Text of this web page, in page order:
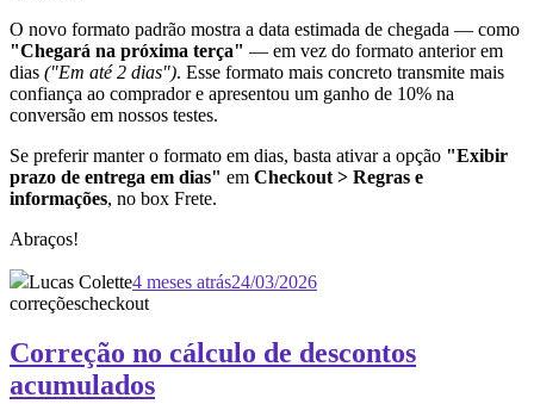
O novo formato padrão mostra a data estimada de chegada — como
"Chegará na próxima terça" — em vez do formato anterior em
dias ("Em até 2 dias"). Esse formato mais concreto transmite mais
confiança ao comprador e apresentou um ganho de 10% na
conversão em nossos testes.
Se preferir manter o formato em dias, basta ativar a opção "Exibir
prazo de entrega em dias" em Checkout > Regras e
informações, no box Frete.
Abraços!
Lucas Colette4 meses atrás24/03/2026
correçõescheckout
Correção no cálculo de descontos
acumulados